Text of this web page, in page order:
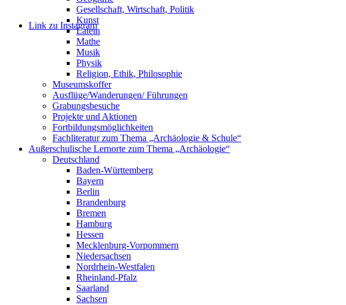
Link zu Instagram
Gesellschaft, Wirtschaft, Politik
Kunst
Latein
Mathe
Musik
Physik
Religion, Ethik, Philosophie
Museumskoffer
Ausflüge/Wanderungen/ Führungen
Grabungsbesuche
Projekte und Aktionen
Fortbildungsmöglichkeiten
Fachliteratur zum Thema „Archäologie & Schule“
Außerschulische Lernorte zum Thema „Archäologie“
Deutschland
Baden-Württemberg
Bayern
Berlin
Brandenburg
Bremen
Hamburg
Hessen
Mecklenburg-Vorpommern
Niedersachsen
Nordrhein-Westfalen
Rheinland-Pfalz
Saarland
Sachsen